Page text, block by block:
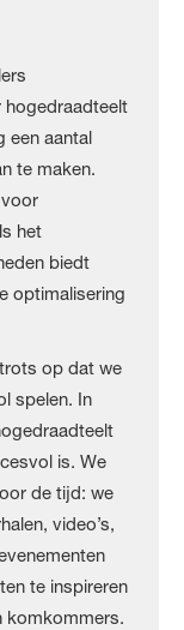
hogedraadteelt
een aantal
te maken.
het
biedt
optimalisering
op dat we
spelen. In
is. We
de tijd: we
video’s,
te inspireren
komkommers.